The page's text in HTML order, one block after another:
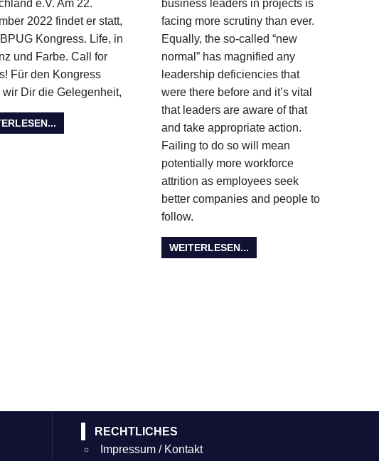
e.V. Am 22.
2022 findet er statt,
Kongress. Life, in
und Farbe. Call for
Für den Kongress
wir Dir die Gelegenheit,
business leaders in projects is
facing more scrutiny than ever.
Equally, the so-called “new
normal” has magnified any
leadership deficiencies that
were there before and it’s vital
that leaders are aware of that
and take appropriate action.
Failing to do so will mean
potentially more workforce
attrition as employees seek
better companies and people to
follow.
WEITERLESEN...
RECHTLICHES
Impressum / Kontakt